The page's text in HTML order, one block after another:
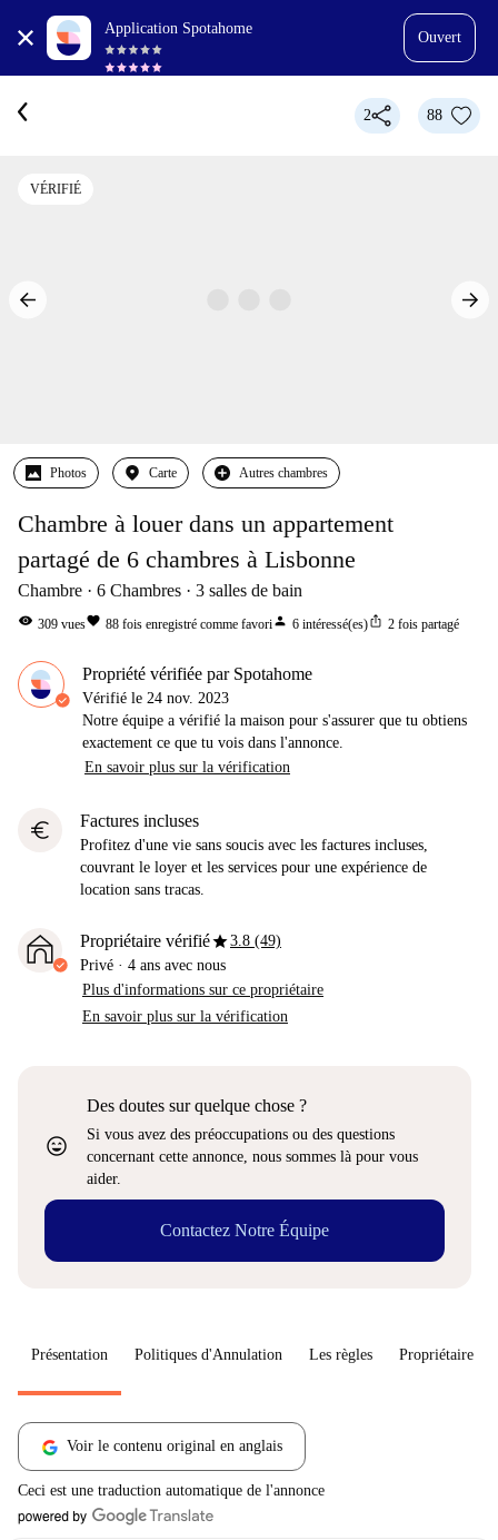
Application Spotahome
Ouvert
2 88
VÉRIFIÉ
Photos Carte Autres chambres
Chambre à louer dans un appartement
partagé de 6 chambres à Lisbonne
Chambre 6 Chambres 3 salles de bain
visibility 309 vuesfavorite 88 fois enregistré comme favoriperson 6 intéressé(es)ios_share 2 fois partagé
Propriété vérifiée par Spotahome
Vérifié le 24 nov. 2023
Notre équipe a vérifié la maison pour s'assurer que tu obtiens
exactement ce que tu vois dans l'annonce.
En savoir plus sur la vérification
euro Factures incluses
Profitez d'une vie sans soucis avec les factures incluses,
couvrant le loyer et les services pour une expérience de
location sans tracas.
Propriétaire vérifiéstar3.8 (49)
Privé · 4 ans avec nous
Plus d'informations sur ce propriétaire
En savoir plus sur la vérification
sentiment_very_satisfied
Des doutes sur quelque chose ?
Si vous avez des préoccupations ou des questions
concernant cette annonce, nous sommes là pour vous
aider.
Contactez Notre Équipe
Présentation Politiques d'Annulation Les règles Propriétaire
Voir le contenu original en anglais
Ceci est une traduction automatique de l'annonce